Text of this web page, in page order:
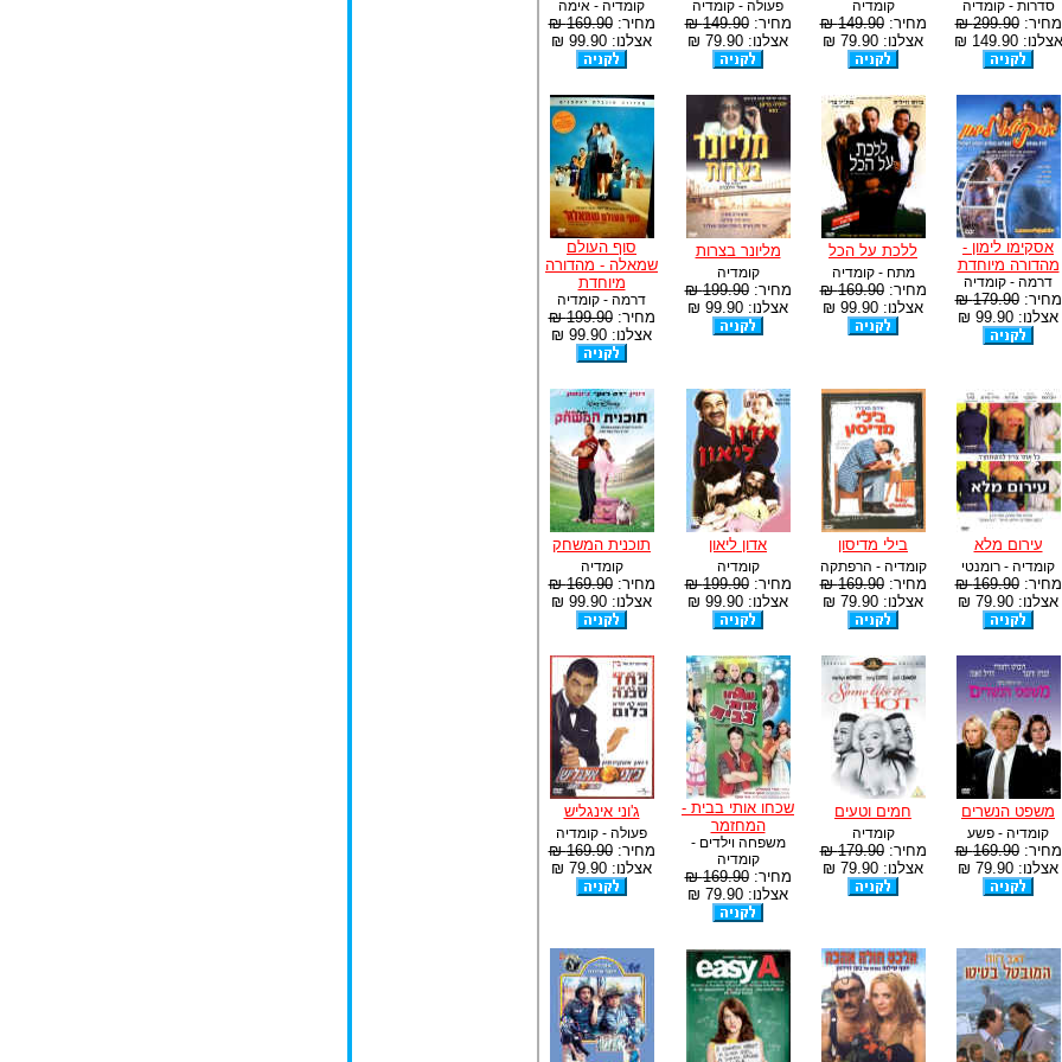
סדרות - קומדיה
מחיר:299.90 ₪
אצלנו: 149.90 ₪
קומדיה
מחיר:149.90 ₪
אצלנו: 79.90 ₪
פעולה - קומדיה
מחיר:149.90 ₪
אצלנו: 79.90 ₪
קומדיה - אימה
מחיר:169.90 ₪
אצלנו: 99.90 ₪
אסקימו לימון -
מהדורה מיוחדת
דרמה - קומדיה
מחיר:179.90 ₪
אצלנו: 99.90 ₪
ללכת על הכל
מתח - קומדיה
מחיר:169.90 ₪
אצלנו: 99.90 ₪
מליונר בצרות
קומדיה
מחיר:199.90 ₪
אצלנו: 99.90 ₪
סוף העולם
שמאלה - מהדורה
מיוחדת
דרמה - קומדיה
מחיר:199.90 ₪
אצלנו: 99.90 ₪
עירום מלא
קומדיה - רומנטי
מחיר:169.90 ₪
אצלנו: 79.90 ₪
בילי מדיסון
קומדיה - הרפתקה
מחיר:169.90 ₪
אצלנו: 79.90 ₪
אדון ליאון
קומדיה
מחיר:199.90 ₪
אצלנו: 99.90 ₪
תוכנית המשחק
קומדיה
מחיר:169.90 ₪
אצלנו: 99.90 ₪
משפט הנשרים
קומדיה - פשע
מחיר:169.90 ₪
אצלנו: 79.90 ₪
חמים וטעים
קומדיה
מחיר:179.90 ₪
אצלנו: 79.90 ₪
שכחו אותי בבית -
המחזמר
משפחה וילדים -
קומדיה
מחיר:169.90 ₪
אצלנו: 79.90 ₪
ג'וני אינגליש
פעולה - קומדיה
מחיר:169.90 ₪
אצלנו: 79.90 ₪